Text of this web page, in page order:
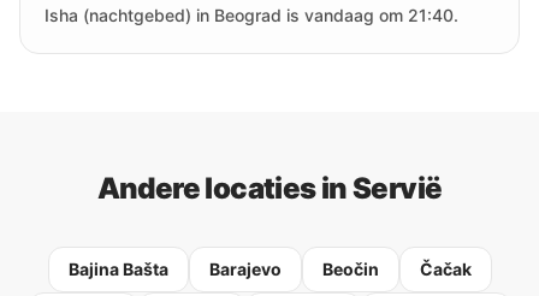
Isha (nachtgebed) in Beograd is vandaag om 21:40.
Andere locaties in Servië
Bajina Bašta Barajevo Beočin Čačak